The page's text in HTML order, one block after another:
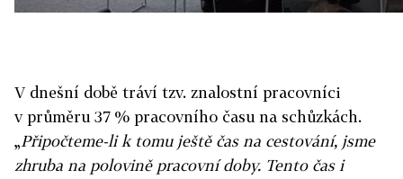
V dnešní době tráví tzv. znalostní pracovníci
v průměru 37 % pracovního času na schůzkách.
„Připočteme-li k tomu ještě čas na cestování, jsme
zhruba na polovině pracovní doby. Tento čas i